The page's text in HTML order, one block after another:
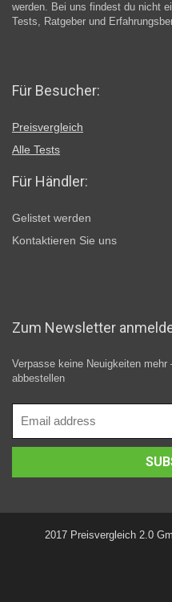
werden. Bei uns findest du nicht
Tests, Ratgeber und
Für Besucher:
Preisvergleich
Alle Tests
Für Händler:
Gelistet werden
Kontaktieren Sie uns
Zum Newsletter
Verpasse keine Neuigkeiten
abbestellen
2017 Preisvergleich 2.0